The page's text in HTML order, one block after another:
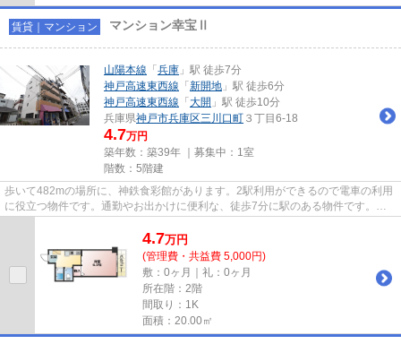
賃貸｜マンション マンション幸宝Ⅱ
山陽本線 「 兵庫 」駅 徒歩7分
神戸高速東西線 「 新開地 」駅 徒歩6分
神戸高速東西線 「 大開 」駅 徒歩10分
兵庫県神戸市兵庫区三川口町 ３丁目6-18
4.7万円
築年数：築39年 ｜募集中： 1室
階数：5階建
歩いて482mの場所に、神鉄食彩館があります。2駅利用ができるので電車の利用
に役立つ物件です。通勤やお出かけに便利な、徒歩7分に駅のある物件です。設
4.7万円
(管理費・共益費 5,000円)
敷：0ヶ月｜礼：0ヶ月
所在階：2階
間取り：1K
面積：20.00㎡